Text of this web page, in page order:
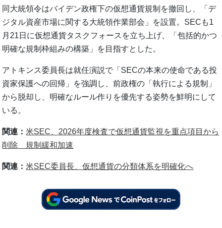
同大統領令はバイデン政権下の仮想通貨規制を撤回し、「デ
ジタル資産市場に関する大統領作業部会」を設置。SECも1
月21日に仮想通貨タスクフォースを立ち上げ、「包括的かつ
明確な規制枠組みの構築」を目指すとした。
アトキンス委員長は就任演説で「SECの本来の使命である投
資家保護への回帰」を強調し、前政権の「執行による規制」
から脱却し、明確なルール作りを優先する姿勢を鮮明にして
いる。
関連：米SEC、2026年度検査で仮想通貨監視を重点項目から
削除 規制緩和加速
関連：米SEC委員長、仮想通貨の分類体系を明確化へ